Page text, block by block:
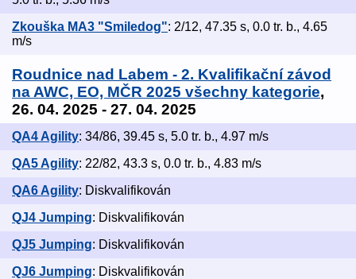
Zkouška MA3 "Smiledog": 2/12, 47.35 s, 0.0 tr. b., 4.65
m/s
Roudnice nad Labem - 2. Kvalifikační závod
na AWC, EO, MČR 2025 všechny kategorie,
26. 04. 2025 - 27. 04. 2025
QA4 Agility: 34/86, 39.45 s, 5.0 tr. b., 4.97 m/s
QA5 Agility: 22/82, 43.3 s, 0.0 tr. b., 4.83 m/s
QA6 Agility: Diskvalifikován
QJ4 Jumping: Diskvalifikován
QJ5 Jumping: Diskvalifikován
QJ6 Jumping: Diskvalifikován